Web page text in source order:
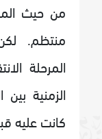
من حيث
منتظم.
المرحلة
الزمنية
كانت عليه